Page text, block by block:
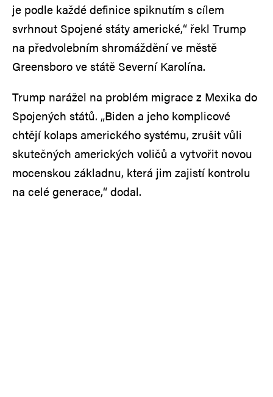
je podle každé definice spiknutím s cílem
svrhnout Spojené státy americké,“ řekl Trump
na předvolebním shromáždění ve městě
Greensboro ve státě Severní Karolína.
Trump narážel na problém migrace z Mexika do
Spojených států. „Biden a jeho komplicové
chtějí kolaps amerického systému, zrušit vůli
skutečných amerických voličů a vytvořit novou
mocenskou základnu, která jim zajistí kontrolu
na celé generace,“ dodal.